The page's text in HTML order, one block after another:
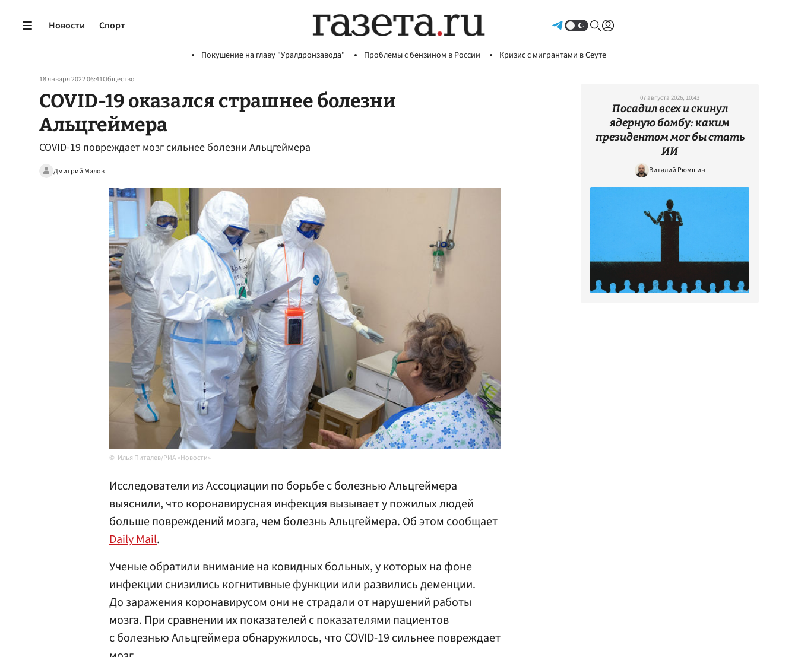
Новости Спорт
Покушение на главу "Уралдронзавода" Проблемы с бензином в России Кризис с мигрантами в Сеуте
18 января 2022 06:41Общество
COVID-19 оказался страшнее болезни
Альцгеймера
COVID-19 повреждает мозг сильнее болезни Альцгеймера
Дмитрий Малов
Илья Питалев/РИА «Новости»
Исследователи из Ассоциации по борьбе с болезнью Альцгеймера
выяснили, что коронавирусная инфекция вызывает у пожилых людей
больше повреждений мозга, чем болезнь Альцгеймера. Об этом сообщает
Daily Mail.
Ученые обратили внимание на ковидных больных, у которых на фоне
инфекции снизились когнитивные функции или развились деменции.
До заражения коронавирусом они не страдали от нарушений работы
мозга. При сравнении их показателей с показателями пациентов
с болезнью Альцгеймера обнаружилось, что СОVID-19 сильнее повреждает
07 августа 2026, 10:43
Посадил всех и скинул
ядерную бомбу: каким
президентом мог бы стать
ИИ
Виталий Рюмшин